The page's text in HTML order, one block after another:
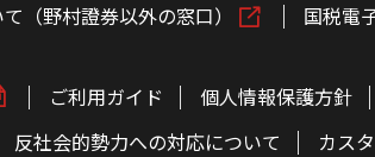
（野村證券以外の窓口） 国税電
ご利用ガイド 個人情報保護方針
反社会的勢力への対応について
カス